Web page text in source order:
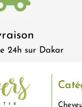
24h sur Dakar